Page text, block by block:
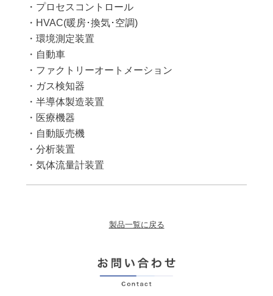
・プロセスコントロール
・HVAC(暖房･換気･空調)
・環境測定装置
・自動車
・ファクトリーオートメーション
・ガス検知器
・半導体製造装置
・医療機器
・自動販売機
・分析装置
・気体流量計装置
製品一覧に戻る